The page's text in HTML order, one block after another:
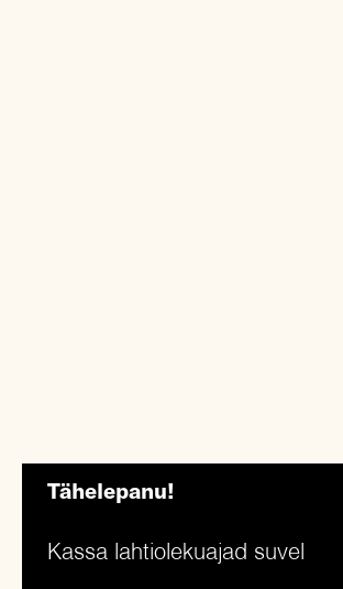
Tähelepanu!
Kassa lahtiolekuajad suvel